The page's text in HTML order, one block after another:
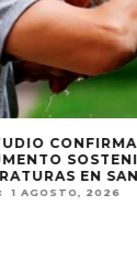
LA TENDENCIA
DE LAS
FE